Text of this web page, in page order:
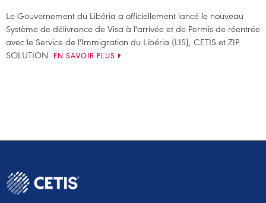
Le Gouvernement du Libéria a officiellement lancé le nouveau
Système de délivrance de Visa à l'arrivée et de Permis de réentrée
avec le Service de l'Immigration du Libéria (LIS), CETIS et ZIP
SOLUTION
EN SAVOIR PLUS